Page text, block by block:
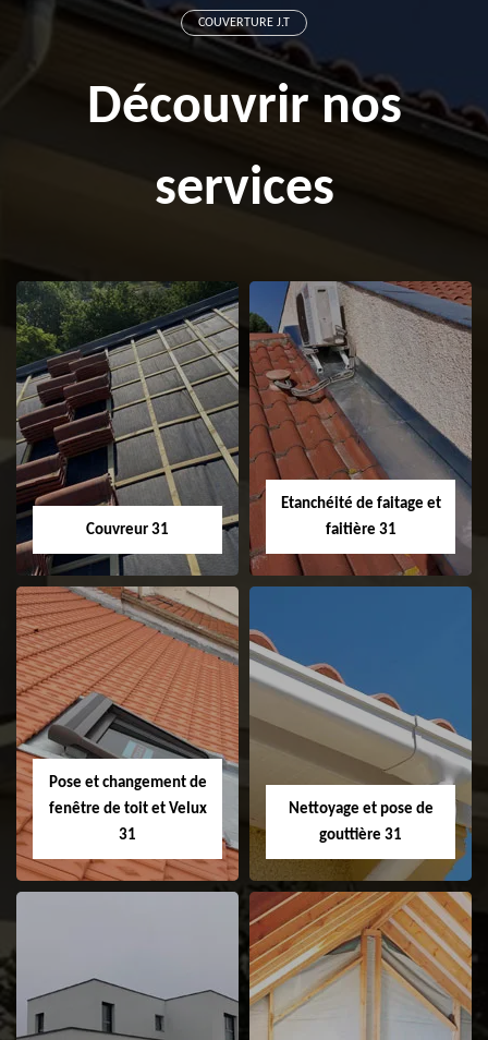
COUVERTURE J.T
Découvrir nos
services
Couvreur 31
Couvreur 31
Etanchéité de faitage et
faitière 31
Etanchéité de
faitage et faitière
31
Pose et changement de
fenêtre de toit et Velux
31
Pose et
changement de
Nettoyage et pose de
gouttière 31
Nettoyage et pose